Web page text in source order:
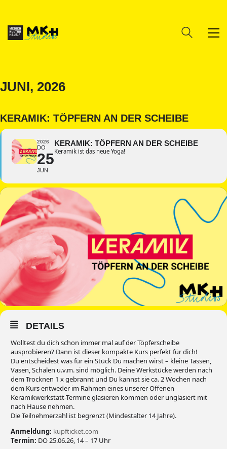
JUNI, 2026
KERAMIK: TÖPFERN AN DER SCHEIBE
2026
DO
25
JUN
KERAMIK: TÖPFERN AN DER SCHEIBE
Keramik ist das neue Yoga!
DETAILS
Wolltest du dich schon immer mal auf der Töpferscheibe
ausprobieren? Dann ist dieser kompakte Kurs perfekt für dich!
Du entscheidest was für ein Stück Du machen wirst – kleine Tassen,
Vasen, Schalen u.v.m. sind möglich. Deine Werkstücke werden nach
dem Trocknen 1 x gebrannt und Du kannst sie ca. 2 Wochen nach
dem Kurs entweder im Rahmen eines unserer Offenen
Keramikwerkstatt-Termine glasieren kommen oder unglasiert mit
nach Hause nehmen.
Die Teilnehmerzahl ist begrenzt (Mindestalter 14 Jahre).
Anmeldung: kupfticket.com
Termin: DO 25.06.26, 14 – 17 Uhr